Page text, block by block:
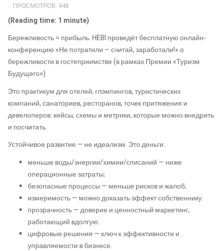
ПРОСМОТРОВ: 448
(Reading time: 1 minute)
Бережливость = прибыль. HEBI проведёт бесплатную онлайн-
конференцию «Не потратили – считай, заработали!» о
бережливости в гостеприимстве (в рамках Премии «Туризм
Будущего»)
Это практикум для отелей, глэмпингов, туристических
компаний, санаториев, ресторанов, точек притяжения и
девелоперов: кейсы, схемы и метрики, которые можно внедрить
и посчитать.
Устойчивое развитие — не идеализм. Это деньги:
меньше воды/энергии/химии/списаний — ниже
операционные затраты;
безопасные процессы — меньше рисков и жалоб;
измеримость — можно доказать эффект собственнику.
прозрачность — доверие и ценностный маркетинг,
работающий вдолгую.
цифровые решения — ключ к эффективности и
управляемости в бизнесе.